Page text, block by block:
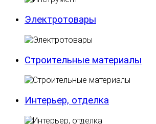
Электротовары
Строительные материалы
Интерьер, отделка